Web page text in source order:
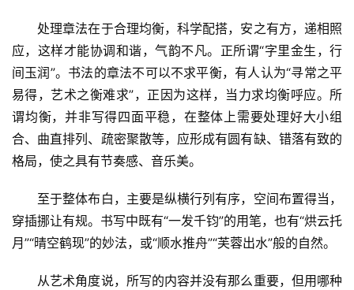
处理章法在于合理均衡，科学配搭，安之有方，递相照
应，这样才能协调和谐，气韵不凡。正所谓“字里金生，行
间玉润”。书法的章法不可以不求平衡，有人认为“寻常之平
易得，艺术之衡难求”，正因为这样，当力求均衡呼应。所
谓均衡，并非写得四面平稳，在整体上需要处理好大小组
合、曲直排列、疏密聚散等，应形成有圆有缺、错落有致的
格局，使之具有节奏感、音乐美。
至于整体布白，主要是纵横行列有序，空间布置得当，
穿插挪让有规。书写中既有“一发千钧”的用笔，也有“烘云托
月”“晴空鹤现”的妙法，或“顺水推舟”“芙蓉出水”般的自然。
从艺术角度说，所写的内容并没有那么重要，但用哪种